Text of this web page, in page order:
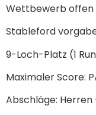
Wettbewerb offen
Stableford
9-Loch-Platz (1
Maximaler Score:
Abschläge: